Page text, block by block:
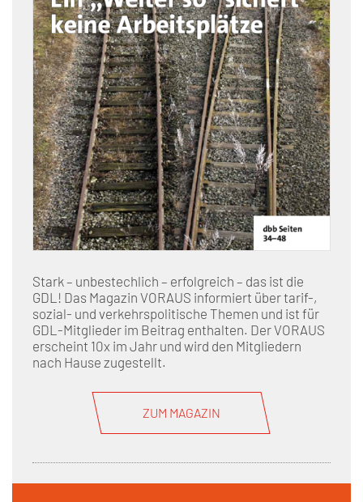
Stark – unbestechlich – erfolgreich – das ist die
GDL! Das Magazin VORAUS informiert über tarif-,
sozial- und verkehrspolitische Themen und ist für
GDL-Mitglieder im Beitrag enthalten. Der VORAUS
erscheint 10x im Jahr und wird den Mitgliedern
nach Hause zugestellt.
ZUM MAGAZIN